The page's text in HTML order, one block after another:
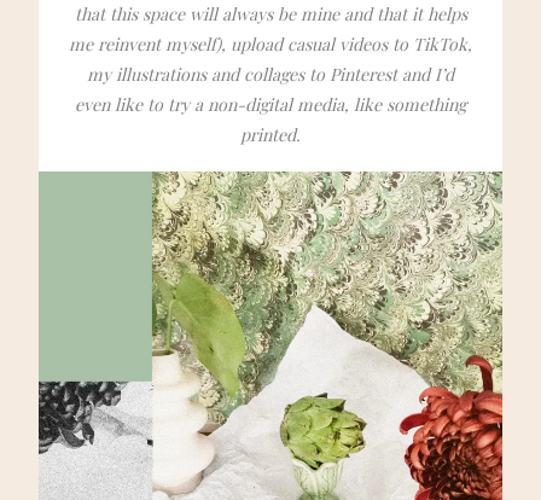
that this space will always be mine and that it helps
me reinvent myself), upload casual videos to TikTok,
my illustrations and collages to Pinterest and I’d
even like to try a non-digital media, like something
printed.